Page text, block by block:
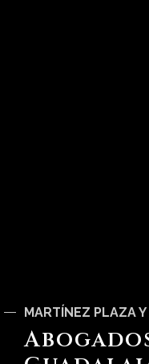
MARTÍNEZ PLAZA